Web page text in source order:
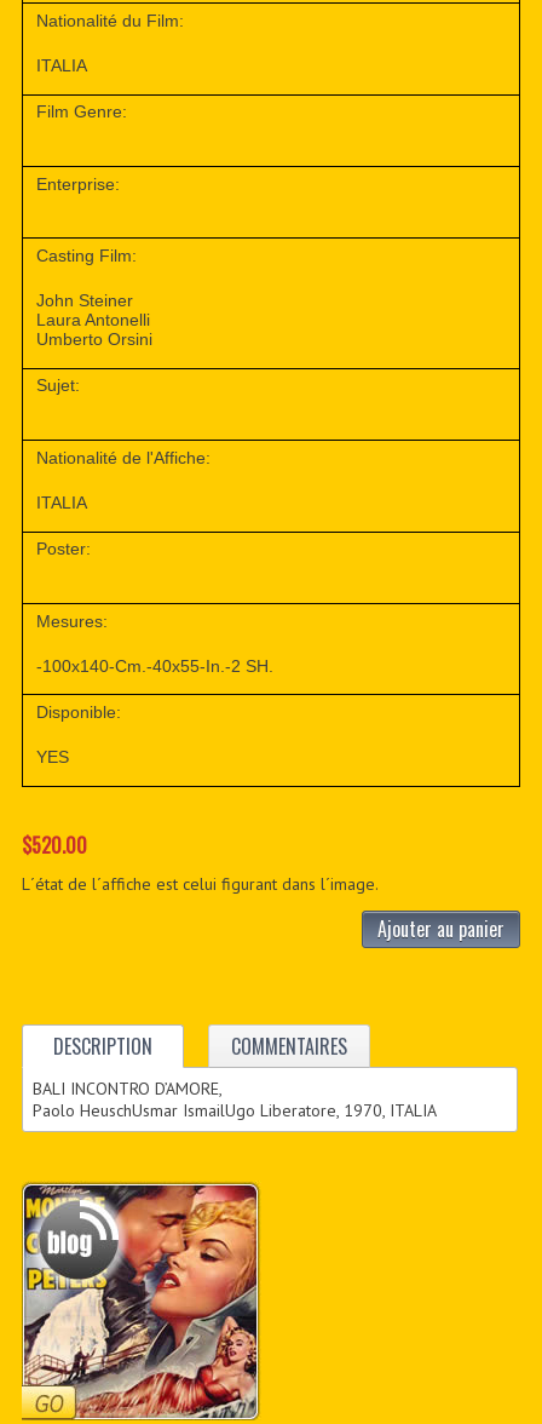
Nationalité du Film:
ITALIA
Film Genre:
Enterprise:
Casting Film:
John Steiner
Laura Antonelli
Umberto Orsini
Sujet:
Nationalité de l'Affiche:
ITALIA
Poster:
Mesures:
-100x140-Cm.-40x55-In.-2 SH.
Disponible:
YES
$520.00
L´état de l´affiche est celui figurant dans l´image.
Ajouter au panier
DESCRIPTION COMMENTAIRES
BALI INCONTRO D’AMORE,
Paolo HeuschUsmar IsmailUgo Liberatore, 1970, ITALIA